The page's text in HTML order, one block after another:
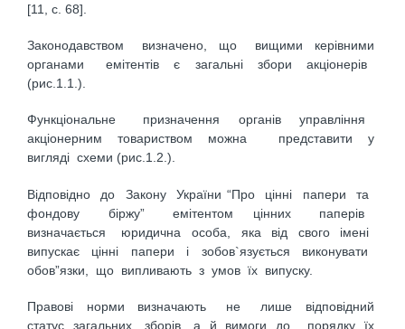
[11, с. 68].
Законодавством визначено, що вищими керівними
органами емітентів є загальні збори акціонерів
(рис.1.1.).
Функціональне призначення органів управління
акціонерним товариством можна представити у
вигляді схеми (рис.1.2.).
Відповідно до Закону України “Про цінні папери та
фондову біржу” емітентом цінних паперів
визначається юридична особа, яка від свого імені
випускає цінні папери і зобов`язується виконувати
обов”язки, що випливають з умов їх випуску.
Правові норми визначають не лише відповідний
статус загальних зборів, а й вимоги до порядку їх